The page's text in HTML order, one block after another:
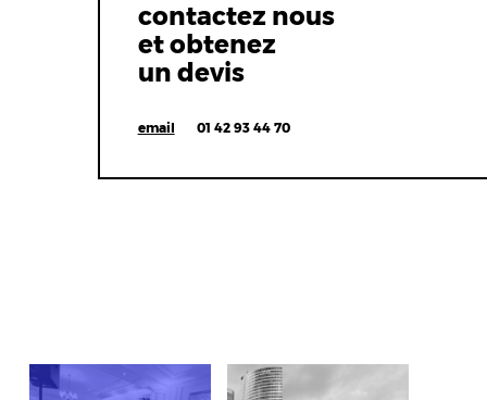
contactez nous
et obtenez
un devis
email 01 42 93 44 70